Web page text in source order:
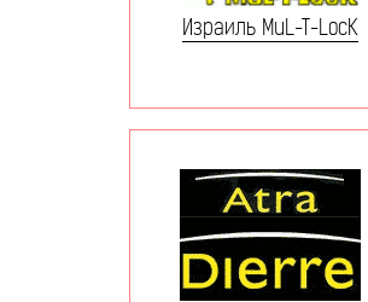
Израиль MuL-T-LocK